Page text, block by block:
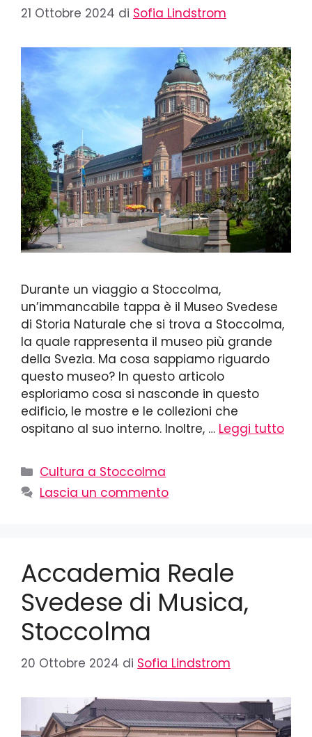
21 Ottobre 2024 di Sofia Lindstrom
Durante un viaggio a Stoccolma,
un’immancabile tappa è il Museo Svedese
di Storia Naturale che si trova a Stoccolma,
la quale rappresenta il museo più grande
della Svezia. Ma cosa sappiamo riguardo
questo museo? In questo articolo
esploriamo cosa si nasconde in questo
edificio, le mostre e le collezioni che
ospitano al suo interno. Inoltre, … Leggi tutto
Cultura a Stoccolma
Lascia un commento
Accademia Reale
Svedese di Musica,
Stoccolma
20 Ottobre 2024 di Sofia Lindstrom